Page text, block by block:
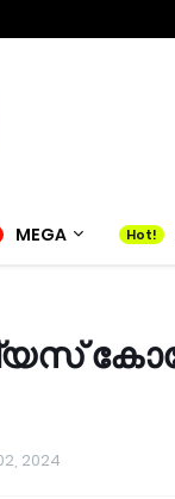
MEGA
2024